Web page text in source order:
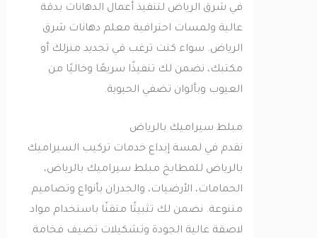
في شرق الرياض لتنفيذ أعمال الدهانات بدقة
عالية ولمسات احترافية معلم دهانات شرق
الرياض. سواء كنت ترغب في تجديد منزلك أو
مكتبك، نضمن لك تنفيذًا سريعًا وخاليًا من
العيوب وبألوان تضفي الحيوية.
مبلط سيراميك بالرياض
نقدم في لمسة إبداع خدمات تركيب السيراميك
بالرياض للمطابخ مبلط سيراميك بالرياض،
الحمامات، الأرضيات، والجدران بأنواع وتصاميم
متنوعة. نضمن لك تثبيتًا متقنًا باستخدام مواد
لاصقة عالية الجودة وتشكيلات تضيف فخامة